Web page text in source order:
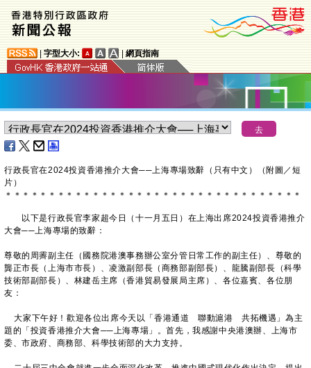
字型大小: 網頁指南
行政長官在2024投資香港推介大會──上海專場致辭（只有中文）（附圖／短
片）
＊ ＊ ＊ ＊ ＊ ＊ ＊ ＊ ＊ ＊ ＊ ＊ ＊ ＊ ＊ ＊ ＊ ＊ ＊ ＊ ＊ ＊ ＊ ＊ ＊ ＊ ＊ ＊ ＊ ＊ ＊ ＊ ＊ ＊
以下是行政長官李家超今日（十一月五日）在上海出席2024投資香港推介
大會──上海專場的致辭：
尊敬的周霽副主任（國務院港澳事務辦公室分管日常工作的副主任）、尊敬的
龔正市長（上海市市長）、凌激副部長（商務部副部長）、龍騰副部長（科學
技術部副部長）、林建岳主席（香港貿易發展局主席）、各位嘉賓、各位朋
友：
大家下午好！歡迎各位出席今天以「香港通道 聯動滬港 共拓機遇」為主
題的「投資香港推介大會──上海專場」。首先，我感謝中央港澳辦、上海市
委、市政府、商務部、科學技術部的大力支持。